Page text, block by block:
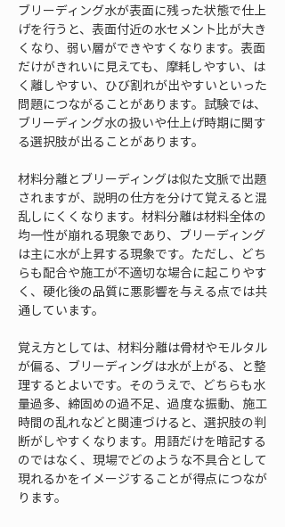
ブリーディング水が表面に残った状態で仕上
げを行うと、表面付近の水セメント比が大き
くなり、弱い層ができやすくなります。表面
だけがきれいに見えても、摩耗しやすい、は
く離しやすい、ひび割れが出やすいといった
問題につながることがあります。試験では、
ブリーディング水の扱いや仕上げ時期に関す
る選択肢が出ることがあります。
材料分離とブリーディングは似た文脈で出題
されますが、説明の仕方を分けて覚えると混
乱しにくくなります。材料分離は材料全体の
均一性が崩れる現象であり、ブリーディング
は主に水が上昇する現象です。ただし、どち
らも配合や施工が不適切な場合に起こりやす
く、硬化後の品質に悪影響を与える点では共
通しています。
覚え方としては、材料分離は骨材やモルタル
が偏る、ブリーディングは水が上がる、と整
理するとよいです。そのうえで、どちらも水
量過多、締固めの過不足、過度な振動、施工
時間の乱れなどと関連づけると、選択肢の判
断がしやすくなります。用語だけを暗記する
のではなく、現場でどのような不具合として
現れるかをイメージすることが得点につなが
ります。